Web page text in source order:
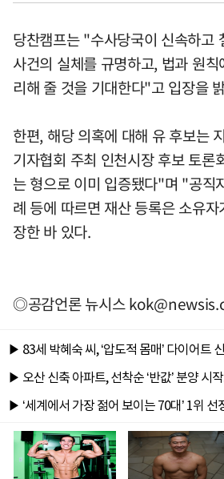
당찬캠프는 "수사당국이 신속하고
사건의 실체를 규명하고, 법과 원
리해 줄 것을 기대한다"고 입장을
한편, 해당 의혹에 대해 유 후보는
기자협회 주최 인천시장 후보 토론
는 형으로 이미 입증됐다"며 "공직
례 등에 따르면 재산 등록은 소유
장한 바 있다.
◎공감언론 뉴시스